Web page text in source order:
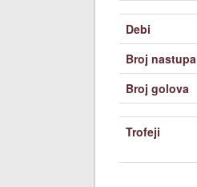
Debi
Broj nastupa
Broj golova
Trofeji